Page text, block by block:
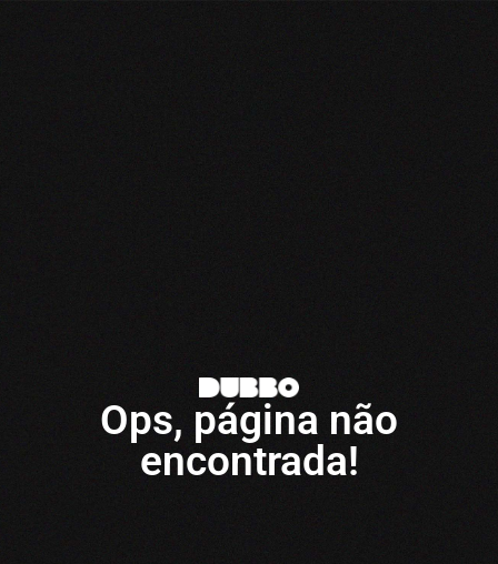
Ops, página não
encontrada!